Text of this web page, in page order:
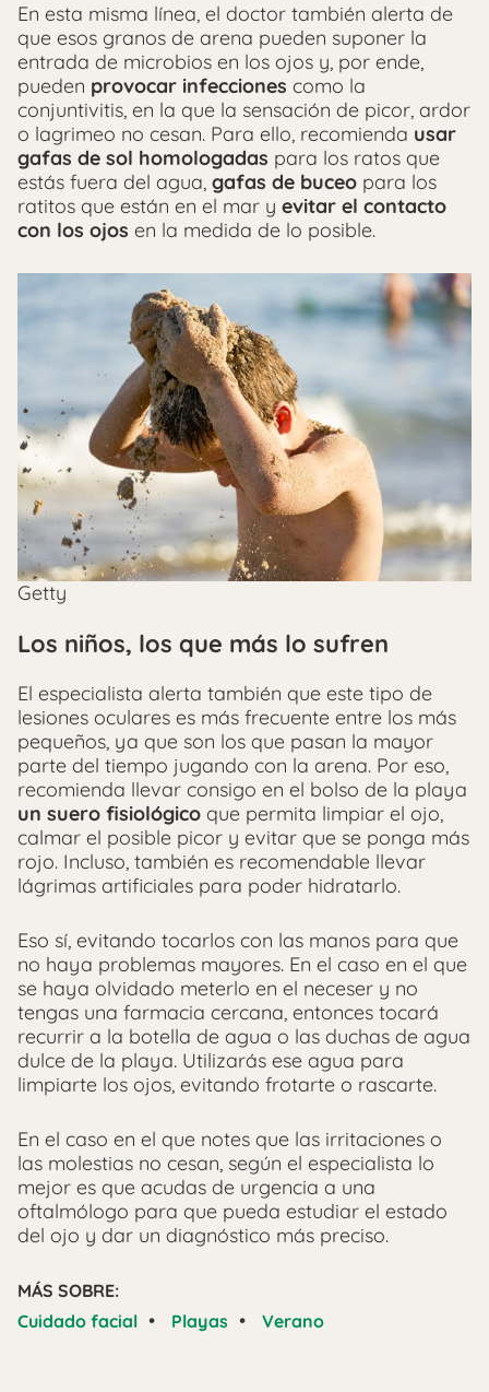
En esta misma línea, el doctor también alerta de
que esos granos de arena pueden suponer la
entrada de microbios en los ojos y, por ende,
pueden provocar infecciones como la
conjuntivitis, en la que la sensación de picor, ardor
o lagrimeo no cesan. Para ello, recomienda usar
gafas de sol homologadas para los ratos que
estás fuera del agua, gafas de buceo para los
ratitos que están en el mar y evitar el contacto
con los ojos en la medida de lo posible.
Getty
Los niños, los que más lo sufren
El especialista alerta también que este tipo de
lesiones oculares es más frecuente entre los más
pequeños, ya que son los que pasan la mayor
parte del tiempo jugando con la arena. Por eso,
recomienda llevar consigo en el bolso de la playa
un suero fisiológico que permita limpiar el ojo,
calmar el posible picor y evitar que se ponga más
rojo. Incluso, también es recomendable llevar
lágrimas artificiales para poder hidratarlo.
Eso sí, evitando tocarlos con las manos para que
no haya problemas mayores. En el caso en el que
se haya olvidado meterlo en el neceser y no
tengas una farmacia cercana, entonces tocará
recurrir a la botella de agua o las duchas de agua
dulce de la playa. Utilizarás ese agua para
limpiarte los ojos, evitando frotarte o rascarte.
En el caso en el que notes que las irritaciones o
las molestias no cesan, según el especialista lo
mejor es que acudas de urgencia a una
oftalmólogo para que pueda estudiar el estado
del ojo y dar un diagnóstico más preciso.
MÁS SOBRE:
Cuidado facial • Playas • Verano